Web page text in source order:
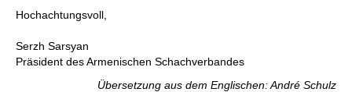
Hochachtungsvoll,
Serzh Sarsyan
Präsident des Armenischen Schachverbandes
Übersetzung aus dem Englischen: André Schulz